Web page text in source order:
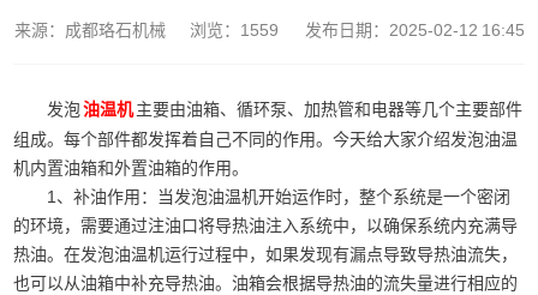
来源：成都珞石机械 浏览：1559 发布日期：2025-02-12 16:45
发泡 油温机主要由油箱、循环泵、加热管和电器等几个主要部件
组成。每个部件都发挥着自己不同的作用。今天给大家介绍发泡油温
机内置油箱和外置油箱的作用。
1、补油作用：当发泡油温机开始运作时，整个系统是一个密闭
的环境，需要通过注油口将导热油注入系统中，以确保系统内充满导
热油。在发泡油温机运行过程中，如果发现有漏点导致导热油流失，
也可以从油箱中补充导热油。油箱会根据导热油的流失量进行相应的